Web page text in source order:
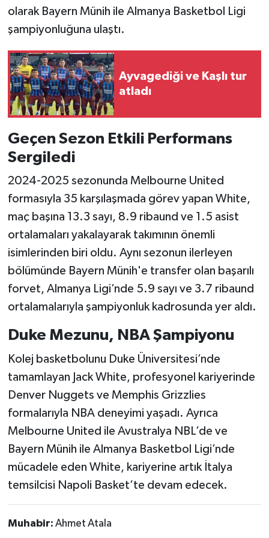
olarak Bayern Münih ile Almanya Basketbol Ligi
şampiyonluğuna ulaştı.
Ayvagediği ve Kaşlı tur
atladı
Geçen Sezon Etkili Performans
Sergiledi
2024-2025 sezonunda Melbourne United
formasıyla 35 karşılaşmada görev yapan White,
maç başına 13.3 sayı, 8.9 ribaund ve 1.5 asist
ortalamaları yakalayarak takımının önemli
isimlerinden biri oldu. Aynı sezonun ilerleyen
bölümünde Bayern Münih'e transfer olan başarılı
forvet, Almanya Ligi’nde 5.9 sayı ve 3.7 ribaund
ortalamalarıyla şampiyonluk kadrosunda yer aldı.
Duke Mezunu, NBA Şampiyonu
Kolej basketbolunu Duke Üniversitesi’nde
tamamlayan Jack White, profesyonel kariyerinde
Denver Nuggets ve Memphis Grizzlies
formalarıyla NBA deneyimi yaşadı. Ayrıca
Melbourne United ile Avustralya NBL’de ve
Bayern Münih ile Almanya Basketbol Ligi’nde
mücadele eden White, kariyerine artık İtalya
temsilcisi Napoli Basket’te devam edecek.
Muhabir: Ahmet Atala